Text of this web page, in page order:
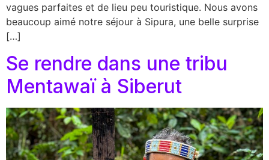
vagues parfaites et de lieu peu touristique. Nous avons
beaucoup aimé notre séjour à Sipura, une belle surprise
[…]
Se rendre dans une tribu
Mentawaï à Siberut